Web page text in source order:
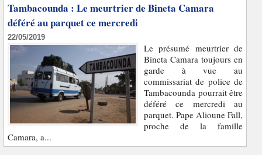
Tambacounda : Le meurtrier de Bineta Camara
déféré au parquet ce mercredi
22/05/2019
Le présumé meurtrier de
Bineta Camara toujours en
garde à vue au
commissariat de police de
Tambacounda pourrait être
déféré ce mercredi au
parquet. Pape Alioune Fall,
proche de la famille
Camara, a...